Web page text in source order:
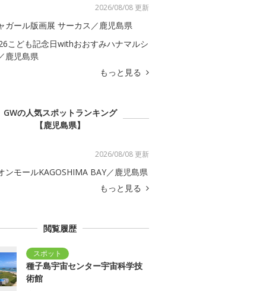
2026/08/08 更新
ガール版画展 サーカス／鹿児島県
こども記念日withおおすみハナマルシ
鹿児島県
もっと見る
GWの人気スポットランキング
【鹿児島県】
2026/08/08 更新
ンモールKAGOSHIMA BAY／鹿児島県
もっと見る
閲覧履歴
種子島宇宙センター宇宙科学技
術館